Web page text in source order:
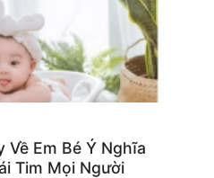
Về Em Bé Ý Nghĩa
Tim Mọi Người